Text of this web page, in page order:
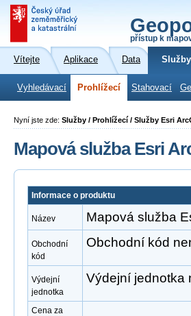
přístup k
Vítejte Aplikace Data Služby
Vyhledávací Prohlížecí Stahovací
Nyní jste zde: Služby / Prohlížecí / Služby Esri
Mapová služba Esri
Informace o produktu
Název Mapová služba
Obchodní
kód
Obchodní kód
Výdejní
jednotka
Výdejní jednotka
Cena za